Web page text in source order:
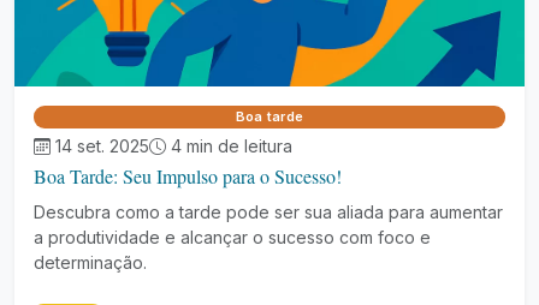
Boa tarde
14 set. 2025 4 min de leitura
Boa Tarde: Seu Impulso para o Sucesso!
Descubra como a tarde pode ser sua aliada para aumentar
a produtividade e alcançar o sucesso com foco e
determinação.